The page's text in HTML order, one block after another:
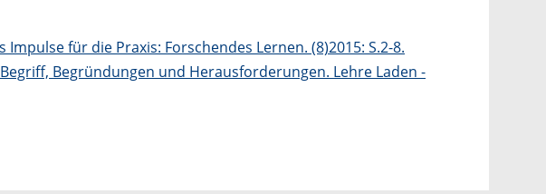
für die Praxis: Forschendes Lernen. (8)2015: S.2-8.
Begründungen und Herausforderungen. Lehre Laden -